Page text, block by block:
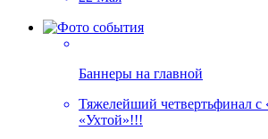
Баннеры на главной
Тяжелейший четвертьфинал с
«Ухтой»!!!